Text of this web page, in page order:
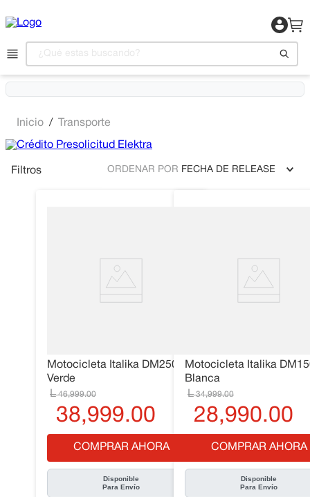
Transporte
Filtros ORDENAR POR FECHA DE RELEASE
Motocicleta Italika DM250
Verde
46,999.00
38,999.00
COMPRAR AHORA
Disponible
Para Envío
Motocicleta Italika
Blanca
34,999.00
28,990.00
COMPRAR AHORA
Disponible
Para Envío
2 Celulares
3. Refrigeradora
4